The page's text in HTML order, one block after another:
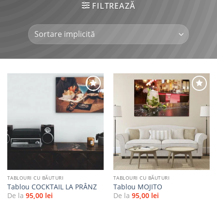
FILTREAZĂ
Adaugă
TABLOURI CU BĂUTURI
Tablou COCKTAIL LA PRÂNZ
De la 95,00 lei
Adaugă
favorite
TABLOURI CU BĂUTURI
Tablou MOJITO
De la 95,00 lei